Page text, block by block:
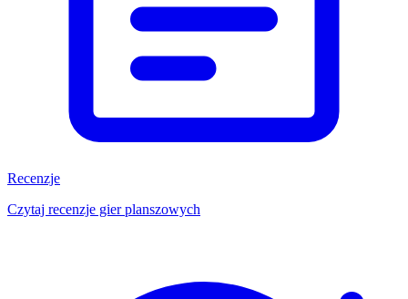
Recenzje
Czytaj recenzje gier planszowych